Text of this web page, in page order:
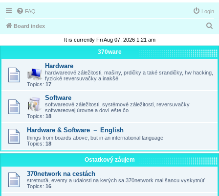
FAQ Login
Board index
a
r
It is currently Fri Aug 07, 2026 1:21 am
370ware
Hardware
hardwareové záležitosti, mašiny, prdičky a také srandičky, hw hacking,
fyzické reversuvačky a inakšé
Topics: 17
Software
softwareové záležitosti, systémové záležitosti, reversuvačky
softwareovej úrovne a doví ešte čo
Topics: 18
Hardware & Software － English
things from boards above, but in an international language
Topics: 18
Ostatkový záujem
370network na cestách
stretnuťá, eventy a udalosti na kerých sa 370network mal šancu vyskytnúť
Topics: 16